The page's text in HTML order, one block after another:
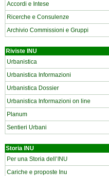
Accordi e Intese
Ricerche e Consulenze
Archivio Commissioni e Gruppi
Riviste INU
Urbanistica
Urbanistica Informazioni
Urbanistica Dossier
Urbanistica Informazioni on line
Planum
Sentieri Urbani
Storia INU
Per una Storia dell’INU
Cariche e proposte Inu